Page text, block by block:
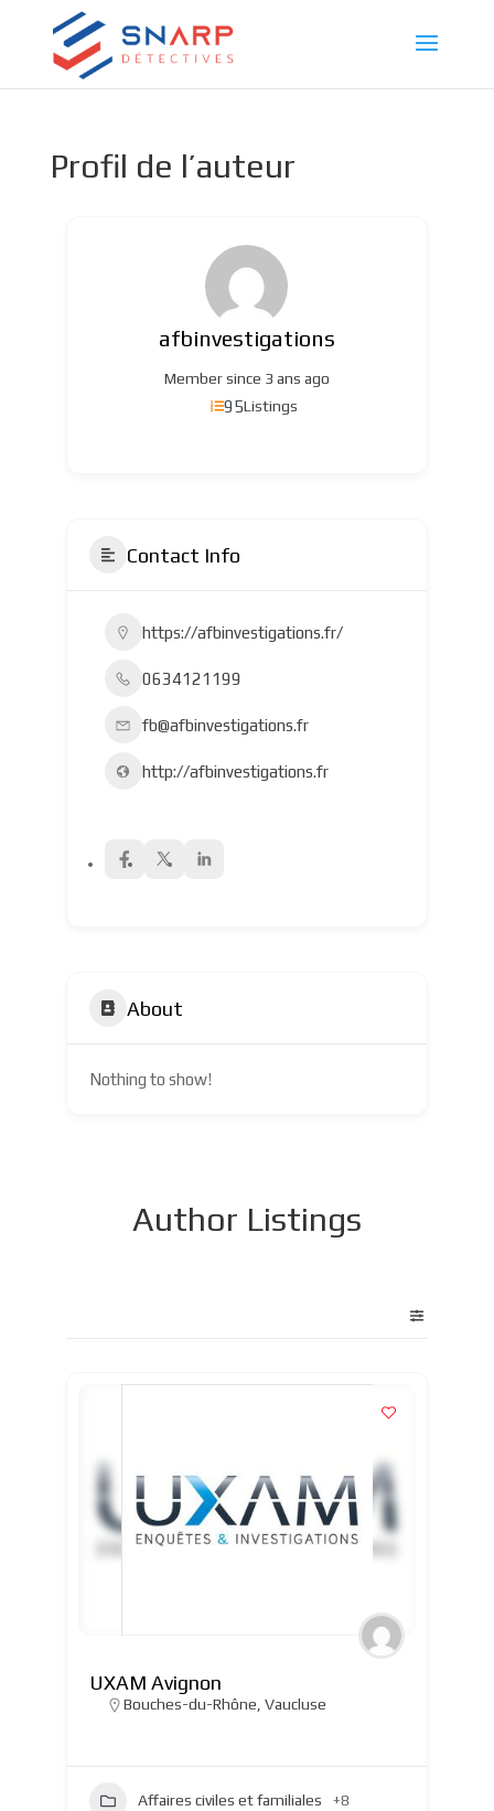
Profil de l’auteur
afbinvestigations
Member since 3 ans ago
95Listings
Contact Info
https://afbinvestigations.fr/
0634121199
fb@afbinvestigations.fr
http://afbinvestigations.fr
About
Nothing to show!
Author Listings
UXAM Avignon
Bouches-du-Rhône Vaucluse
Affaires civiles et familiales +8